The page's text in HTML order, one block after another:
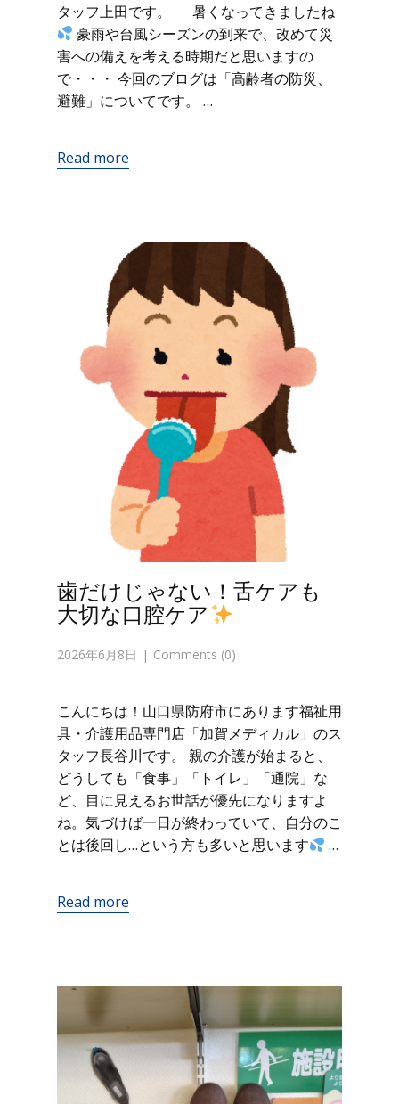
タッフ上田です。 暑くなってきましたね
豪雨や台風シーズンの到来で、改めて災
害への備えを考える時期だと思いますの
で・・・ 今回のブログは「高齢者の防災、
避難」についてです。 …
Read more
歯だけじゃない！舌ケアも
大切な口腔ケア
2026年6月8日 Comments (0)
こんにちは！山口県防府市にあります福祉用
具・介護用品専門店「加賀メディカル」のス
タッフ長谷川です。 親の介護が始まると、
どうしても「食事」「トイレ」「通院」な
ど、目に見えるお世話が優先になりますよ
ね。気づけば一日が終わっていて、自分のこ
とは後回し…という方も多いと思います
…
Read more